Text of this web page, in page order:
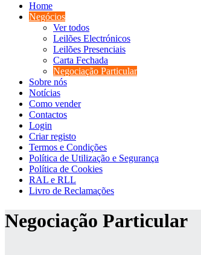
Home
Negócios
Ver todos
Leilões Electrónicos
Leilões Presenciais
Carta Fechada
Negociação Particular
Sobre nós
Notícias
Como vender
Contactos
Login
Criar registo
Termos e Condições
Política de Utilização e Segurança
Política de Cookies
RAL e RLL
Livro de Reclamações
Negociação Particular